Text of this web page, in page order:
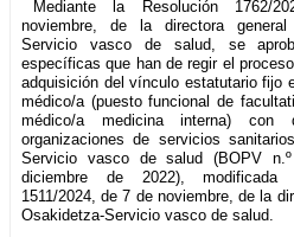
Mediante la Resolución 1762/
noviembre, de la directora
Servicio vasco de salud, se
específicas que han de regir el
adquisición del vínculo estatutario fijo
médico/a (puesto funcional de
médico/a medicina interna) con
organizaciones de servicios
Servicio vasco de salud (BOPV
diciembre de 2022), modificada
1511/2024, de 7 de noviembre, de la
Osakidetza-Servicio vasco de salud.